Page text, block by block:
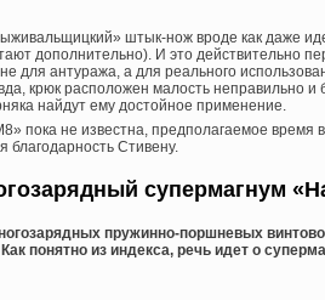
штык-нож вроде как даже
дополнительно). И это действительно
для антуража, а для реального
крюк расположен малость неправильно
найдут ему достойное применение.
пока не известна, предполагаемое
благодарность Стивену.
супермагнум
пружинно-поршневых
понятно из индекса, речь идет о